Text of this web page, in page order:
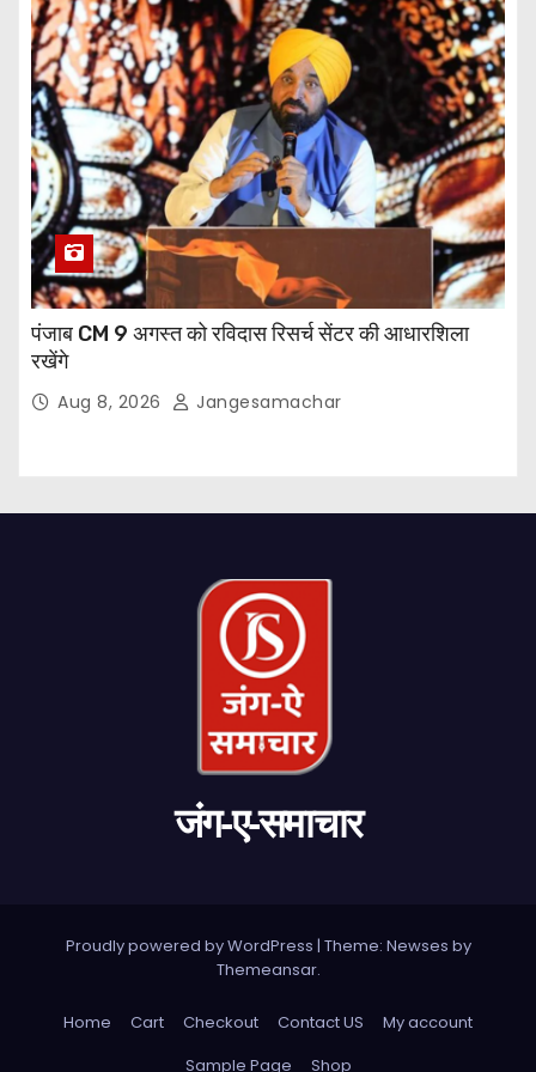
पंजाब CM 9 अगस्त को रविदास रिसर्च सेंटर की आधारशिला
रखेंगे
Aug 8, 2026 Jangesamachar
जंग-ए-समाचार
Proudly powered by WordPress | Theme: Newses by
Themeansar.
Home Cart Checkout Contact US
My account
Sample Page
Shop